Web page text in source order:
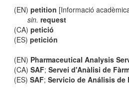
(EN)petition [Informació
sin. request
(CA)petició
(ES)petición
(EN) Pharmaceutical Analysis
(CA)SAF;Servei d'Anàlisi de
(ES)SAF;Servicio de Análisis de